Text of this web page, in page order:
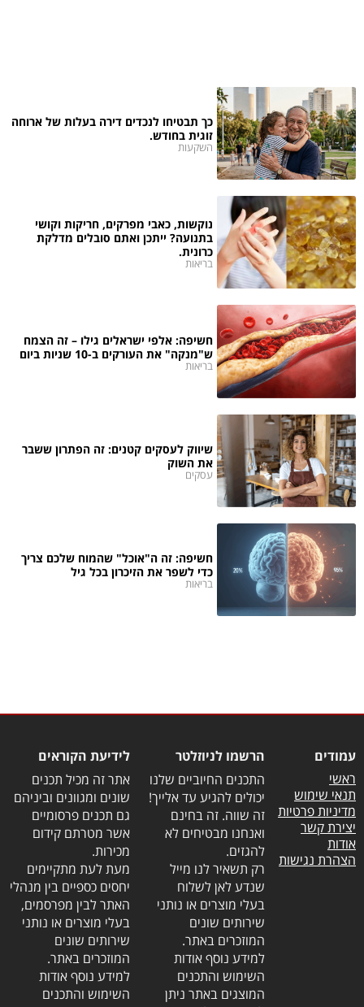
כך תבטיחו לנכדים דירה בעלות של ארוחה
זוגית בחודש.
השקעות
נוקשות, כאבי מפרקים, חריקות וקושי
בתנועה? ייתכן ואתם סובלים מדלקת
כרונית.
בריאות
חשיפה: אלפי ישראלים גילו – זה הצמח
ש"מנקה" את העורקים ב-10 שניות ביום
בריאות
שיווק לעסקים קטנים: זה הפתרון ששבר
את השוק
עסקים
חשיפה: זה ה"אוכל" שהמוח שלכם צריך
כדי לשפר את הזיכרון בכל גיל
בריאות
עמודים
ראשי
תנאי שימוש
מדיניות פרטיות
יצירת קשר
אודות
הצהרת נגישות
הרשמו לניוזלטר
התכנים החיוביים שלנו
יכולים להגיע עד אלייך!
זה שווה. זה בחינם
ואנחנו מבטיחים לא
להגזים.
רק תשאיר לנו מייל
שנדע לאן לשלוח
בעלי מוצרים או נותני
שירותים שונים
המוזכרים באתר.
למידע נוסף אודות
השימוש והתכנים
המוצגים באתר ניתן
לידיעת הקוראים
אתר זה מכיל תכנים
שונים ומגוונים וביניהם
גם תכנים פרסומיים
אשר מטרתם קידום
מכירות.
מעת לעת מתקיימים
יחסים כספיים בין מנהלי
האתר לבין מפרסמים,
בעלי מוצרים או נותני
שירותים שונים
המוזכרים באתר.
למידע נוסף אודות
השימוש והתכנים